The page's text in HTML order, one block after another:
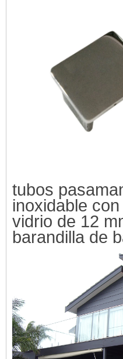
tubos
inoxidable
vidrio de 12
barandilla de